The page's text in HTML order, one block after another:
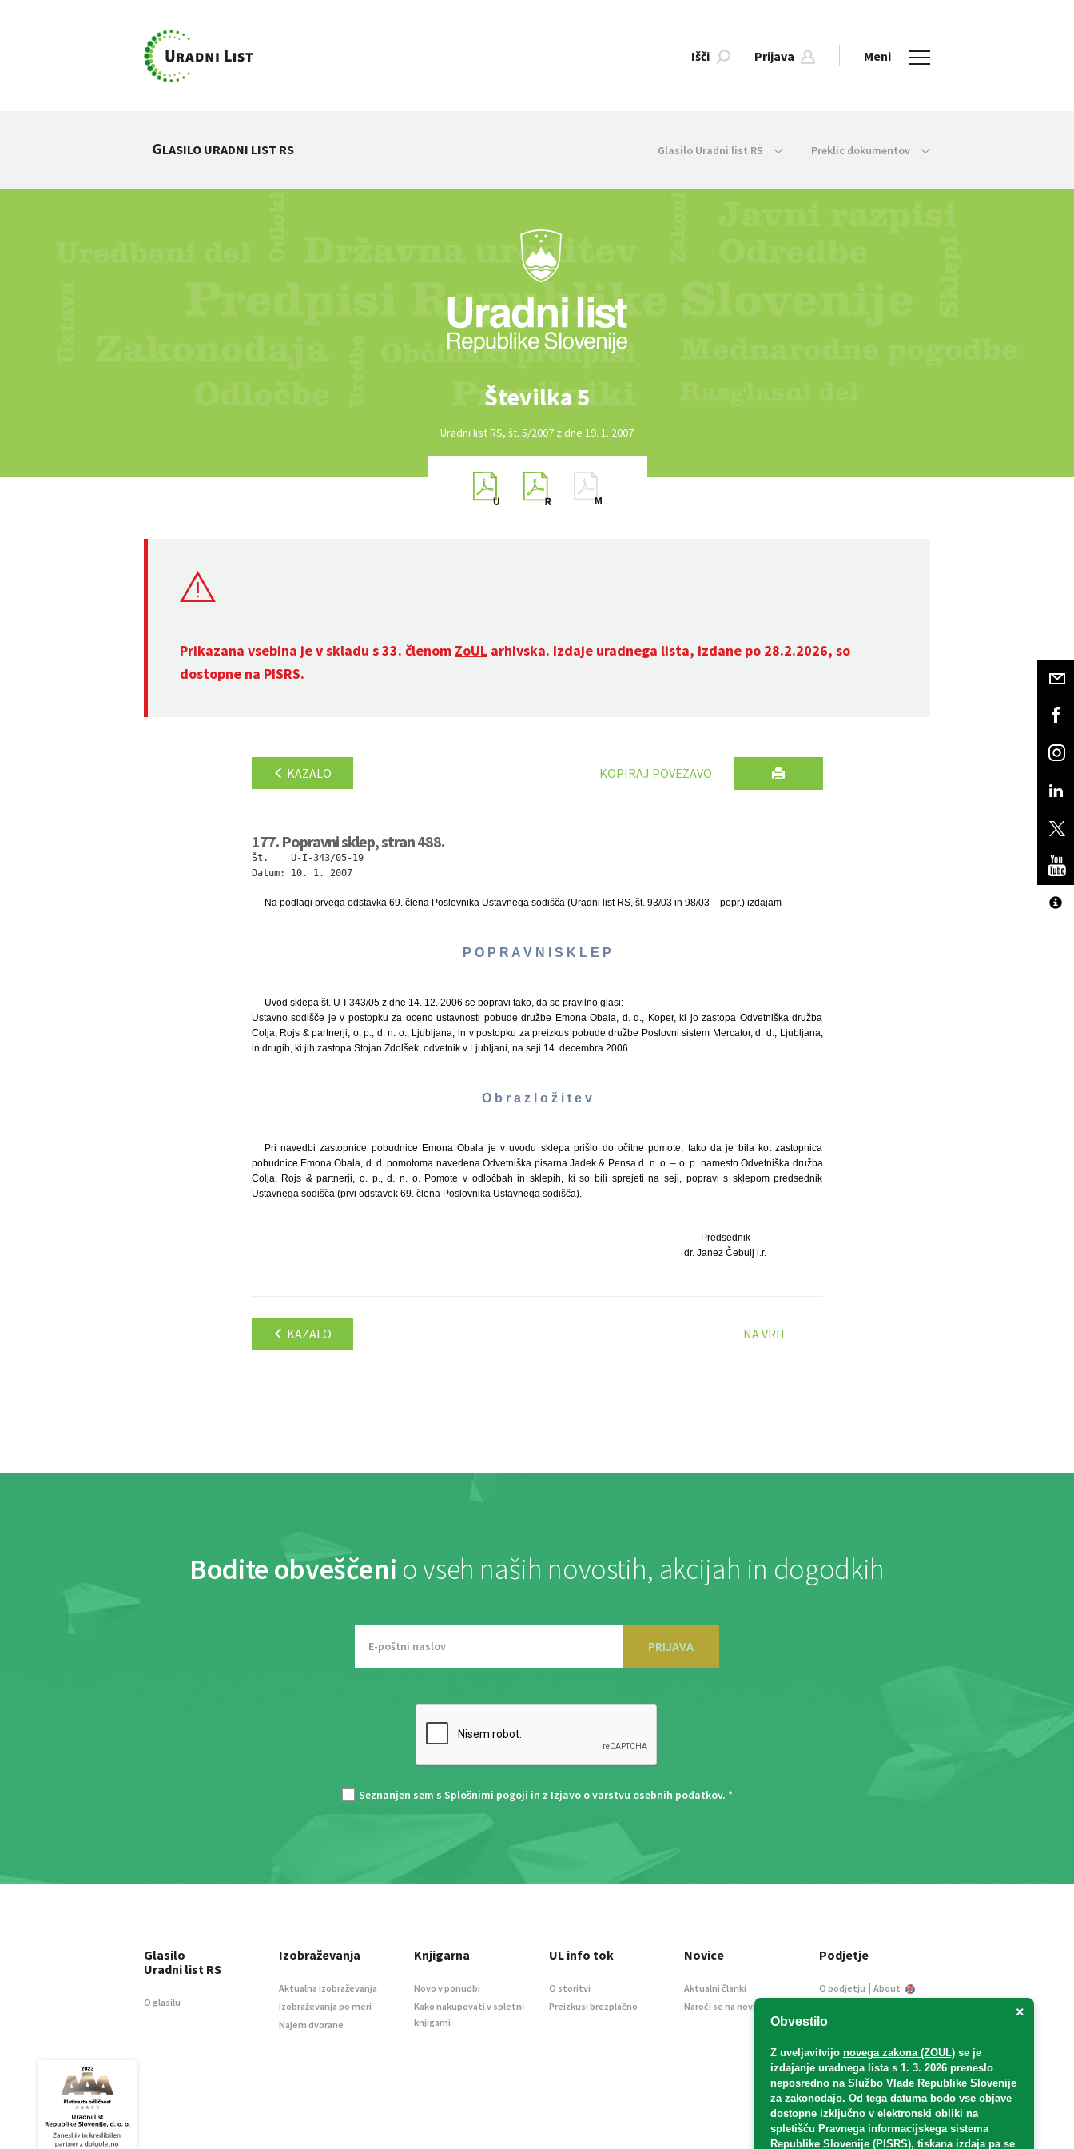
Išči Prijava Meni
GLASILO URADNI LIST RS Glasilo Uradni list RS Preklic dokumentov
Številka 5
Uradni list RS, št. 5/2007 z dne 19. 1. 2007
Prikazana vsebina je v skladu s 33. členom ZoUL arhivska. Izdaje uradnega lista, izdane po 28.2.2026, so
dostopne na PISRS.
KAZALO KOPIRAJ POVEZAVO
177. Popravni sklep, stran 488.
Št.    U-I-343/05-19
Datum: 10. 1. 2007
Na podlagi prvega odstavka 69. člena Poslovnika Ustavnega sodišča (Uradni list RS, št. 93/03 in 98/03 – popr.) izdajam
P O P R A V N I S K L E P
Uvod sklepa št. U-I-343/05 z dne 14. 12. 2006 se popravi tako, da se pravilno glasi:
Ustavno sodišče je v postopku za oceno ustavnosti pobude družbe Emona Obala, d. d., Koper, ki jo zastopa Odvetniška družba
Colja, Rojs & partnerji, o. p., d. n. o., Ljubljana, in v postopku za preizkus pobude družbe Poslovni sistem Mercator, d. d., Ljubljana,
in drugih, ki jih zastopa Stojan Zdolšek, odvetnik v Ljubljani, na seji 14. decembra 2006
O b r a z l o ž i t e v
Pri navedbi zastopnice pobudnice Emona Obala je v uvodu sklepa prišlo do očitne pomote, tako da je bila kot zastopnica
pobudnice Emona Obala, d. d. pomotoma navedena Odvetniška pisarna Jadek & Pensa d. n. o. – o. p. namesto Odvetniška družba
Colja, Rojs & partnerji, o. p., d. n. o. Pomote v odločbah in sklepih, ki so bili sprejeti na seji, popravi s sklepom predsednik
Ustavnega sodišča (prvi odstavek 69. člena Poslovnika Ustavnega sodišča).
Predsednik
dr. Janez Čebulj l.r.
KAZALO NA VRH
Bodite obveščeni o vseh naših novostih, akcijah in dogodkih
PRIJAVA
Seznanjen sem s Splošnimi pogoji in z Izjavo o varstvu osebnih podatkov. *
×
Obvestilo
Z uveljavitvijo novega zakona (ZOUL) se je
izdajanje uradnega lista s 1. 3. 2026 preneslo
neposredno na Službo Vlade Republike Slovenije
za zakonodajo. Od tega datuma bodo vse objave
dostopne izključno v elektronski obliki na
spletišču Pravnega informacijskega sistema
Republike Slovenije (PISRS), tiskana izdaja pa se
Glasilo
Uradni list RS
O glasilu
Izobraževanja
Aktualna izobraževanja
Izobraževanja po meri
Najem dvorane
Knjigarna
Novo v ponudbi
Kako nakupovati v spletni
knjigarni
UL info tok
O storitvi
Preizkusi brezplačno
Novice
Aktualni članki
Naroči se na novice
Podjetje
O podjetju | About
Informacije javnega
Oglaševanje
Splošni pogoji
Izjava o varstvu osebnih
podatkov
E-dražbe